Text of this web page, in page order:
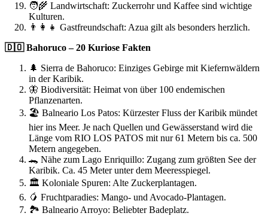
🧑‍🌾 Landwirtschaft: Zuckerrohr und Kaffee sind wichtige
Kulturen.
👨‍👩‍👧 Gastfreundschaft: Azua gilt als besonders herzlich.
🇩🇴 Bahoruco – 20 Kuriose Fakten
🌲 Sierra de Bahoruco: Einziges Gebirge mit Kiefernwäldern
in der Karibik.
🦋 Biodiversität: Heimat von über 100 endemischen
Pflanzenarten.
🏖️ Balneario Los Patos: Kürzester Fluss der Karibik mündet
hier ins Meer. Je nach Quellen und Gewässerstand wird die
Länge vom RIO LOS PATOS mit nur 61 Metern bis ca. 500
Metern angegeben.
🐊 Nähe zum Lago Enriquillo: Zugang zum größten See der
Karibik. Ca. 45 Meter unter dem Meeresspiegel.
🏛️ Koloniale Spuren: Alte Zuckerplantagen.
🥭 Fruchtparadies: Mango- und Avocado-Plantagen.
🏞️ Balneario Arroyo: Beliebter Badeplatz.